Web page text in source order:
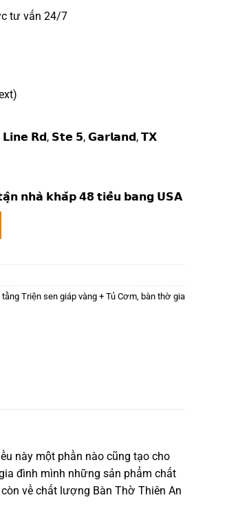
tư vấn 24/7
𝗟𝗶𝗻𝗲 𝗥𝗱, 𝗦𝘁𝗲 𝟱, 𝗚𝗮𝗿𝗹𝗮𝗻𝗱, 𝗧𝗫
𝗻𝗵𝗮̀ 𝗸𝗵𝗮̆́𝗽 𝟰𝟴 𝘁𝗶𝗲̂̉𝘂 𝗯𝗮𝗻𝗴 𝗨𝗦𝗔
Triện sen giáp vàng + Tủ Cơm bàn thờ gia
này một phần nào cũng tạo cho
đình mình những sản phẩm chất
về chất lượng Bàn Thờ Thiên An